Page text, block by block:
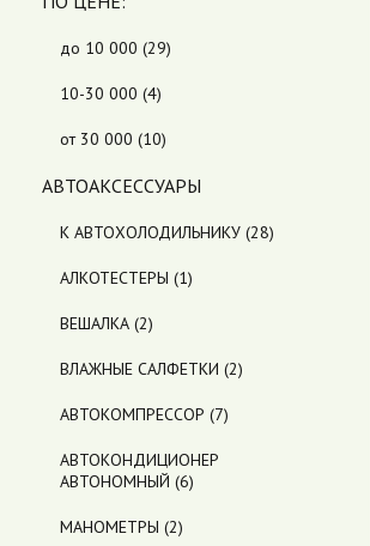
до 10 000 (29)
10-30 000 (4)
от 30 000 (10)
АВТОАКСЕССУАРЫ
К АВТОХОЛОДИЛЬНИКУ (28)
АЛКОТЕСТЕРЫ (1)
ВЕШАЛКА (2)
ВЛАЖНЫЕ САЛФЕТКИ (2)
АВТОКОМПРЕССОР (7)
АВТОКОНДИЦИОНЕР
АВТОНОМНЫЙ (6)
МАНОМЕТРЫ (2)